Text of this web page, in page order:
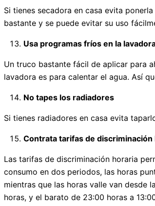
Si tienes secadora en casa evita
bastante y se puede evitar su uso
Usa programas fríos en la
Un truco bastante fácil de aplicar para
lavadora es para calentar el agua. Así
No tapes los radiadores
Si tienes radiadores en casa evita
Contrata tarifas de discriminación
Las tarifas de discriminación horaria
consumo en dos periodos, las horas
mientras que las horas valle van desde
horas, y el barato de 23:00 horas a